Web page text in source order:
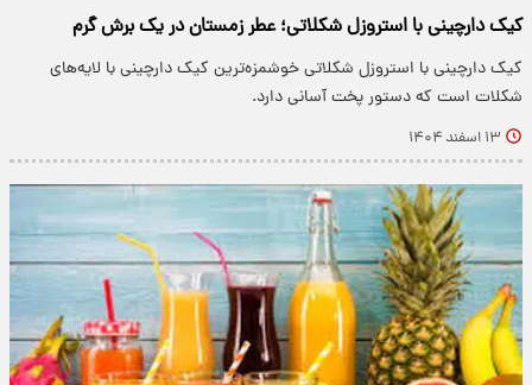
کیک دارچینی با استروزل شکلاتی؛ عطر زمستان در یک برش گرم
کیک دارچینی با استروزل شکلاتی خوشمزه‌ترین کیک دارچینی با لایه‌های
شکلات است که دستور پخت آسانی دارد.
۱۳ اسفند ۱۴۰۴